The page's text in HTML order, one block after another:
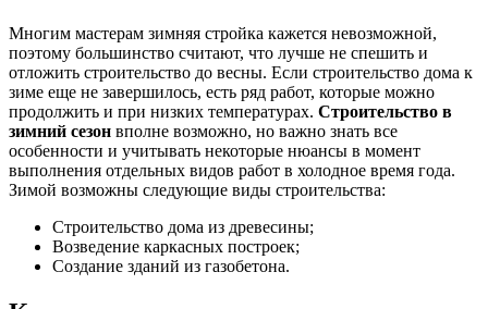
Многим мастерам зимняя стройка кажется невозможной,
поэтому большинство считают, что лучше не спешить и
отложить строительство до весны. Если строительство дома к
зиме еще не завершилось, есть ряд работ, которые можно
продолжить и при низких температурах. Строительство в
зимний сезон вполне возможно, но важно знать все
особенности и учитывать некоторые нюансы в момент
выполнения отдельных видов работ в холодное время года.
Зимой возможны следующие виды строительства:
Строительство дома из древесины;
Возведение каркасных построек;
Создание зданий из газобетона.